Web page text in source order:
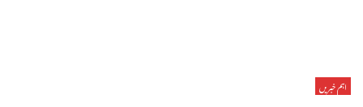
اہم خبریں